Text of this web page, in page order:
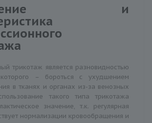
и
трикотаж является разновидностью
– бороться с ухудшением
в тканях и органах из-за венозных
такого типа трикотажа
значение, т.к. регулярная
нормализации кровообращения и